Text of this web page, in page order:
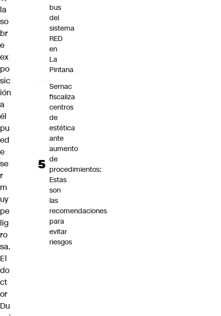
la
so
br
e
ex
po
sic
ión
a
él
pu
ed
e
se
r
m
uy
pe
lig
ro
sa.
El
do
ct
or
Du
bus
del
sistema
RED
en
La
Pintana
Sernac
fiscaliza
centros
de
estética
ante
aumento
de
procedimientos:
Estas
son
las
recomendaciones
para
evitar
riesgos